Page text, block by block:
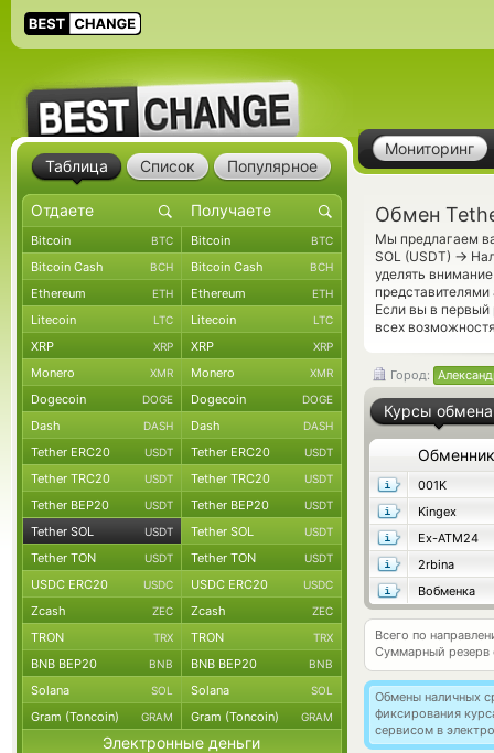
Мониторинг
Обмен
Мы предлагаем
SOL (USDT) →
уделять
Если вы в первый
всех
Город:
Курсы обмена
Обменник
001K
Kingex
Ex-ATM24
2rbina
Вобменка
Всего по
Суммарный резерв
Обмены наличных
фиксирования
сервисом в
Таблица Список Популярное
Bitcoin BTC Bitcoin BTC
Bitcoin Cash BCH Bitcoin Cash BCH
Ethereum ETH Ethereum ETH
Litecoin LTC Litecoin LTC
XRP XRP XRP XRP
Monero XMR Monero XMR
Dogecoin DOGE Dogecoin DOGE
Dash DASH Dash DASH
Tether ERC20 USDT Tether ERC20 USDT
Tether TRC20 USDT Tether TRC20 USDT
Tether BEP20 USDT Tether BEP20 USDT
Tether SOL USDT Tether SOL USDT
Tether TON USDT Tether TON USDT
USDC ERC20 USDC USDC ERC20 USDC
Zcash ZEC Zcash ZEC
TRON TRX TRON TRX
BNB BEP20 BNB BNB BEP20 BNB
Solana SOL Solana SOL
Gram (Toncoin) GRAM Gram (Toncoin) GRAM
Электронные деньги